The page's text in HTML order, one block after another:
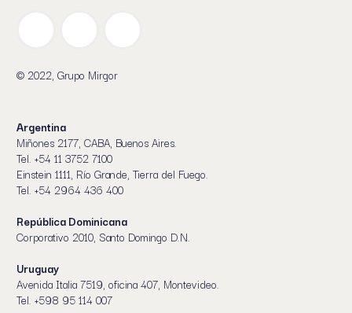
© 2022, Grupo Mirgor
Argentina
Miñones 2177, CABA, Buenos Aires.
Tel. +54 11 3752 7100
Einstein 1111, Río Grande, Tierra del Fuego.
Tel. +54 2964 436 400
República Dominicana
Corporativo 2010, Santo Domingo D.N.
Uruguay
Avenida Italia 7519, oficina 407, Montevideo.
Tel. +598 95 114 007